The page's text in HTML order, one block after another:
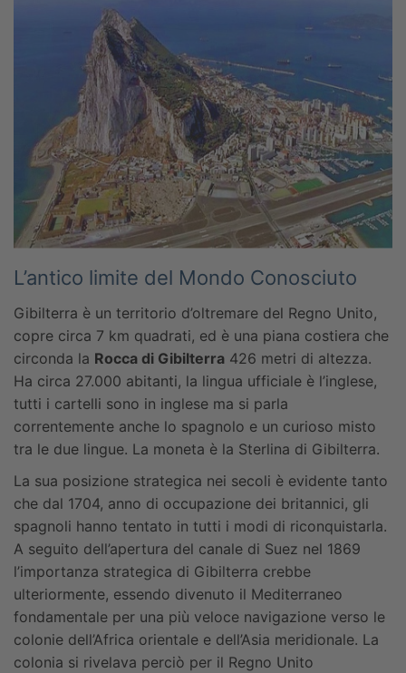
L’antico limite del Mondo Conosciuto
Gibilterra è un territorio d’oltremare del Regno Unito,
copre circa 7 km quadrati, ed è una piana costiera che
circonda la Rocca di Gibilterra 426 metri di altezza.
Ha circa 27.000 abitanti, la lingua ufficiale è l’inglese,
tutti i cartelli sono in inglese ma si parla
correntemente anche lo spagnolo e un curioso misto
tra le due lingue. La moneta è la Sterlina di Gibilterra.
La sua posizione strategica nei secoli è evidente tanto
che dal 1704, anno di occupazione dei britannici, gli
spagnoli hanno tentato in tutti i modi di riconquistarla.
A seguito dell’apertura del canale di Suez nel 1869
l’importanza strategica di Gibilterra crebbe
ulteriormente, essendo divenuto il Mediterraneo
fondamentale per una più veloce navigazione verso le
colonie dell’Africa orientale e dell’Asia meridionale. La
colonia si rivelava perciò per il Regno Unito